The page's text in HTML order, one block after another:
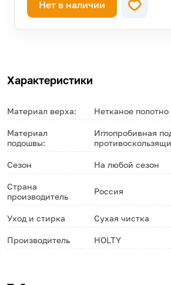
Нет в наличии
Характеристики
Материал верха: Нетканое полотно
Материал
подошвы:
Иглопробивная
Сезон На любой сезон
Страна
производитель
Россия
Уход и стирка Сухая чистка
Производитель HOLTY